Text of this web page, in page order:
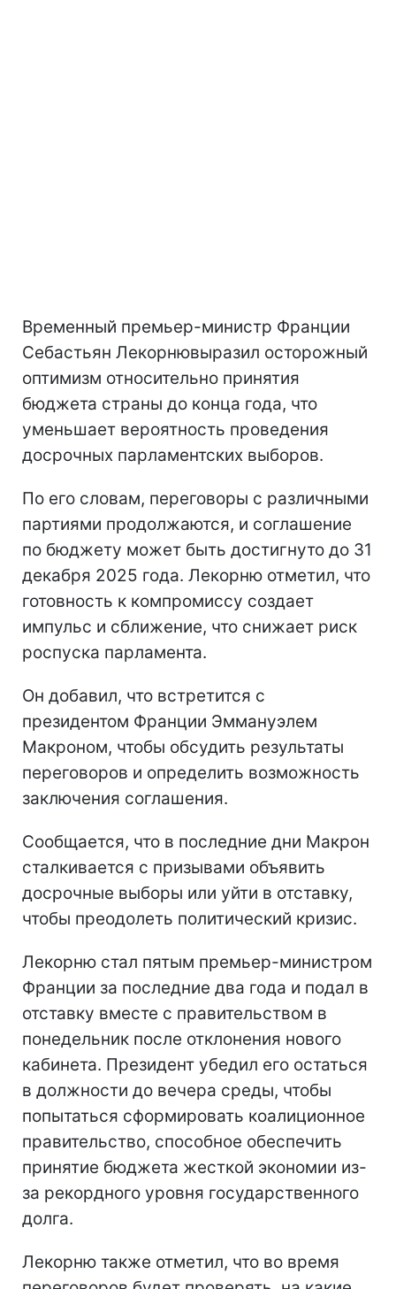
Временный премьер-министр Франции
Себастьян Лекорнювыразил осторожный
оптимизм относительно принятия
бюджета страны до конца года, что
уменьшает вероятность проведения
досрочных парламентских выборов.
По его словам, переговоры с различными
партиями продолжаются, и соглашение
по бюджету может быть достигнуто до 31
декабря 2025 года. Лекорню отметил, что
готовность к компромиссу создает
импульс и сближение, что снижает риск
роспуска парламента.
Он добавил, что встретится с
президентом Франции Эммануэлем
Макроном, чтобы обсудить результаты
переговоров и определить возможность
заключения соглашения.
Сообщается, что в последние дни Макрон
сталкивается с призывами объявить
досрочные выборы или уйти в отставку,
чтобы преодолеть политический кризис.
Лекорню стал пятым премьер-министром
Франции за последние два года и подал в
отставку вместе с правительством в
понедельник после отклонения нового
кабинета. Президент убедил его остаться
в должности до вечера среды, чтобы
попытаться сформировать коалиционное
правительство, способное обеспечить
принятие бюджета жесткой экономии из-
за рекордного уровня государственного
долга.
Лекорню также отметил, что во время